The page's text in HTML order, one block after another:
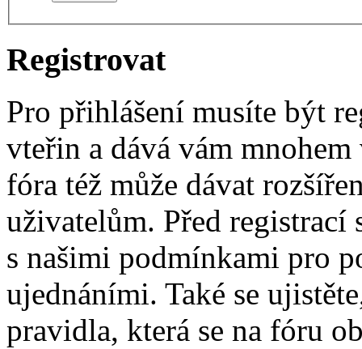
Registrovat
Pro přihlášení musíte být
vteřin a dává vám
fóra též může dávat
uživatelům. Před registrací
s našimi podmínkami pro
ujednáními. Také se
pravidla, která se na fóru